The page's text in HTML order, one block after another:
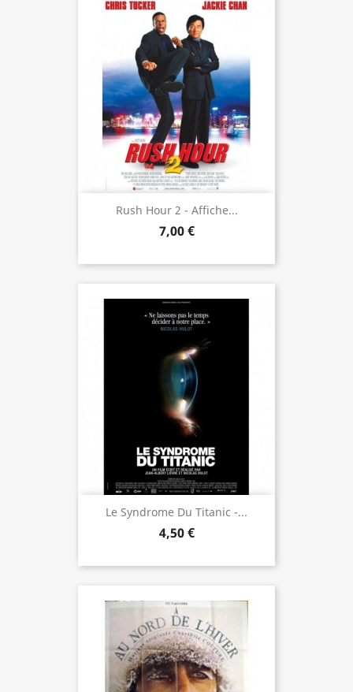
Rush Hour 2 - Affiche...
7,00 €
Le Syndrome Du Titanic -...
4,50 €